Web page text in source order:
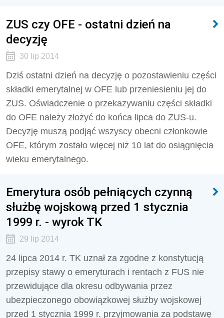
ZUS czy OFE - ostatni dzień na
decyzję
30 lip 2014
Dziś ostatni dzień na decyzję o pozostawieniu części
składki emerytalnej w OFE lub przeniesieniu jej do
ZUS. Oświadczenie o przekazywaniu części składki
do OFE należy złożyć do końca lipca do ZUS-u.
Decyzję muszą podjąć wszyscy obecni członkowie
OFE, którym zostało więcej niż 10 lat do osiągnięcia
wieku emerytalnego.
Emerytura osób pełniących czynną
służbę wojskową przed 1 stycznia
1999 r. - wyrok TK
29 lip 2014
24 lipca 2014 r. TK uznał za zgodne z konstytucją
przepisy stawy o emeryturach i rentach z FUS nie
przewidujące dla okresu odbywania przez
ubezpieczonego obowiązkowej służby wojskowej
przed 1 stycznia 1999 r. przyjmowania za podstawę